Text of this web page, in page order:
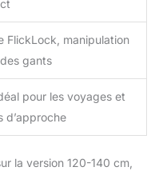
FlickLock, manipulation
gants
pour les voyages et
d’approche
la version 120-140 cm,